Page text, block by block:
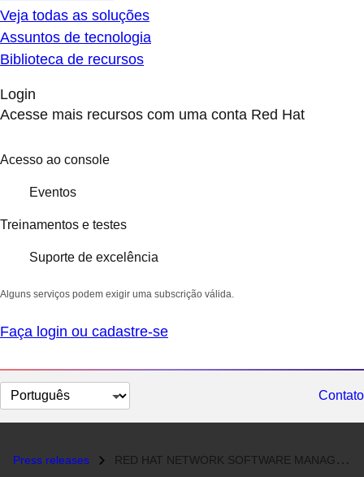
Veja todas as soluções
Assuntos de tecnologia
Biblioteca de recursos
Login
Acesse mais recursos com uma conta Red Hat
Acesso ao console
Eventos
Treinamentos e testes
Suporte de excelência
Alguns serviços podem exigir uma subscrição válida.
Faça login ou cadastre-se
Selecionar
idioma
Contato
Press releases RED HAT NETWORK SOFTWARE MANAGER DELIVERS GREATER RELIABILITY AND PROD...